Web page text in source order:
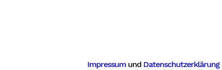
Impressum und Datenschutzerklärung